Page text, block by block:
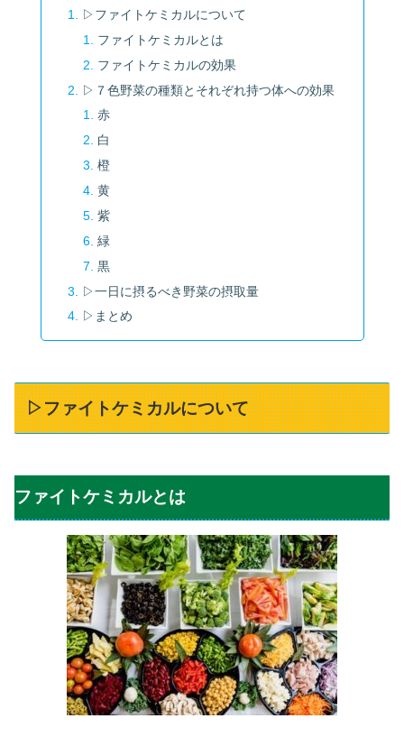
▷ファイトケミカルについて
ファイトケミカルとは
ファイトケミカルの効果
▷７色野菜の種類とそれぞれ持つ体への効果
赤
白
橙
黄
紫
緑
黒
▷一日に摂るべき野菜の摂取量
▷まとめ
▷ファイトケミカルについて
ファイトケミカルとは